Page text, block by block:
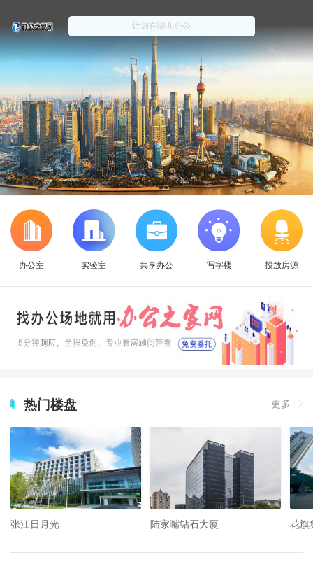
办公室 实验室 共享办公 写字楼 投放房源
热门楼盘 更多
张江日月光 陆家嘴钻石大厦 花旗